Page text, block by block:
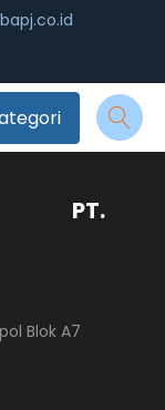
Blok A7